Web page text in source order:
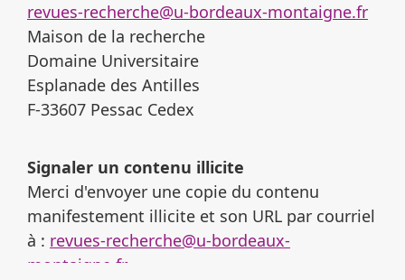
revues-recherche@u-bordeaux-montaigne.fr
Maison de la recherche
Domaine Universitaire
Esplanade des Antilles
F-33607 Pessac Cedex
Signaler un contenu illicite
Merci d'envoyer une copie du contenu
manifestement illicite et son URL par courriel
à : revues-recherche@u-bordeaux-
montaigne.fr.